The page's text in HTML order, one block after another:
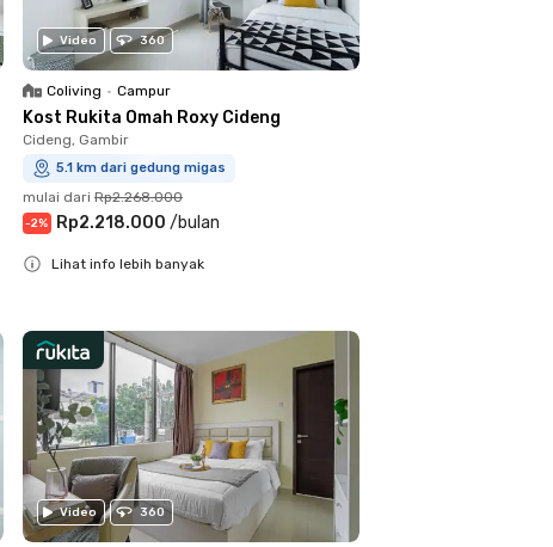
Video 360
Coliving • Campur
Kost Rukita Omah Roxy Cideng
Cideng, Gambir
5.1 km dari gedung migas
mulai dari Rp2.268.000
-2% Rp2.218.000 /bulan
Lihat info lebih banyak
Video 360